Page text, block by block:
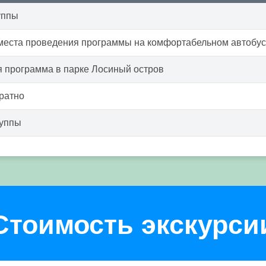
проведения программы на комфортабельном
программа в парке Лосиный остров